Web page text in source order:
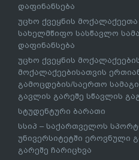
დაფინანსება
უცხო ქვეყნის
სახელმწიფო სასწავლო
დაფინანსება
უცხო ქვეყნის
მოქალაქეებისათვის
გამოცდების/საერთო
გავლის გარეშე სწავლის
სტუდენტური ბარათი
სსიპ – საქართველოს
უნივერსიტეტში ეროვნული
გარეშე ჩარიცხვა